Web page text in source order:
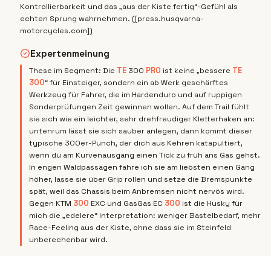
Kontrollierbarkeit und das „aus der Kiste fertig“-Gefühl als
echten Sprung wahrnehmen. ([press.husqvarna-
motorcycles.com])
Expertenmeinung
These im Segment: Die TE 300 PRO ist keine „bessere TE
300“ für Einsteiger, sondern ein ab Werk geschärftes
Werkzeug für Fahrer, die im Hardenduro und auf ruppigen
Sonderprüfungen Zeit gewinnen wollen. Auf dem Trail fühlt
sie sich wie ein leichter, sehr drehfreudiger Kletterhaken an:
untenrum lässt sie sich sauber anlegen, dann kommt dieser
typische 300er-Punch, der dich aus Kehren katapultiert,
wenn du am Kurvenausgang einen Tick zu früh ans Gas gehst.
In engen Waldpassagen fahre ich sie am liebsten einen Gang
höher, lasse sie über Grip rollen und setze die Bremspunkte
spät, weil das Chassis beim Anbremsen nicht nervös wird.
Gegen KTM 300 EXC und GasGas EC 300 ist die Husky für
mich die „edelere“ Interpretation: weniger Bastelbedarf, mehr
Race-Feeling aus der Kiste, ohne dass sie im Steinfeld
unberechenbar wird.